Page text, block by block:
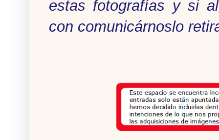
estas fotografías y si
con comunicárnoslo